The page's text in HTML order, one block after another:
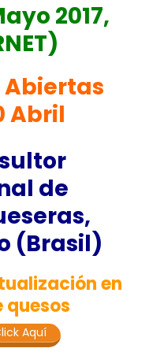
2017,
Abril
de
(Brasil)
en
quesos
Aquí